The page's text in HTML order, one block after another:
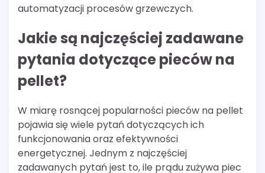
automatyzacji procesów grzewczych.
Jakie są najczęściej zadawane
pytania dotyczące pieców na
pellet?
W miarę rosnącej popularności pieców na pellet
pojawia się wiele pytań dotyczących ich
funkcjonowania oraz efektywności
energetycznej. Jednym z najczęściej
zadawanych pytań jest to, ile prądu zużywa piec